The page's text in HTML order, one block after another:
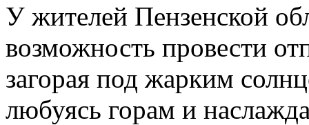
У жителей Пензенской
возможность провести
загорая под жарким
любуясь горам и